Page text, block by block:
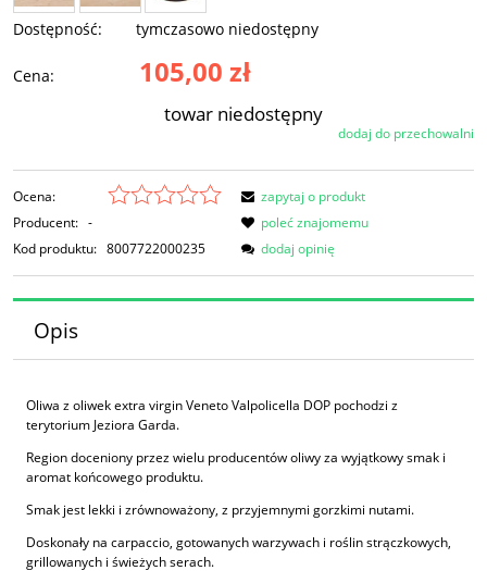
Dostępność: tymczasowo niedostępny
Cena: 105,00 zł
towar niedostępny
dodaj do przechowalni
Ocena:
Producent: -
Kod produktu: 8007722000235
zapytaj o produkt
poleć znajomemu
dodaj opinię
Opis
Oliwa z oliwek extra virgin Veneto Valpolicella DOP pochodzi z
terytorium Jeziora Garda.
Region doceniony przez wielu producentów oliwy za wyjątkowy smak i
aromat końcowego produktu.
Smak jest lekki i zrównoważony, z przyjemnymi gorzkimi nutami.
Doskonały na carpaccio, gotowanych warzywach i roślin strączkowych,
grillowanych i świeżych serach.